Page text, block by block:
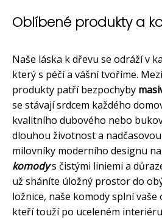
Oblíbené produkty a
Naše láska k dřevu se odráží v
který s péčí a vášní tvoříme.
produkty patří bezpochyby
se stávají srdcem každého
kvalitního dubového nebo
dlouhou životnost a
milovníky moderního designu
komodys čistými liniemi a
už sháníte úložný prostor do
ložnice, naše komody splní vaše
kteří touží po uceleném